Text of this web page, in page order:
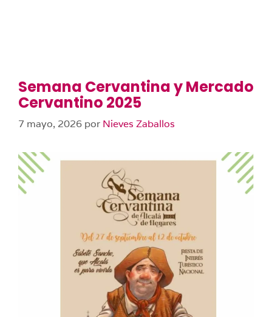
Semana Cervantina y Mercado
Cervantino 2025
7 mayo, 2026 por Nieves Zaballos